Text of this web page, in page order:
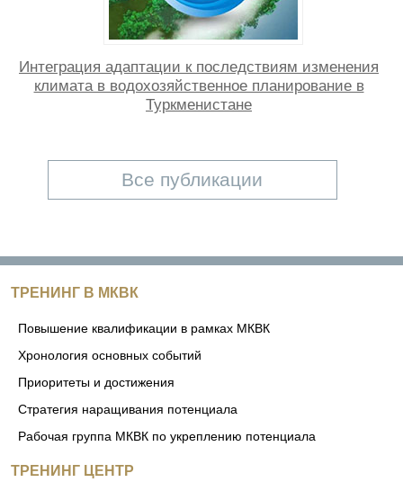
Интеграция адаптации к последствиям изменения
климата в водохозяйственное планирование в
Туркменистане
Все публикации
ТРЕНИНГ В МКВК
Повышение квалификации в рамках МКВК
Хронология основных событий
Приоритеты и достижения
Стратегия наращивания потенциала
Рабочая группа МКВК по укреплению потенциала
ТРЕНИНГ ЦЕНТР